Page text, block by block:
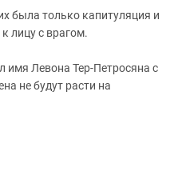
была только капитуляция и
лицу с врагом.
имя Левона Тер-Петросяна с
не будут расти на